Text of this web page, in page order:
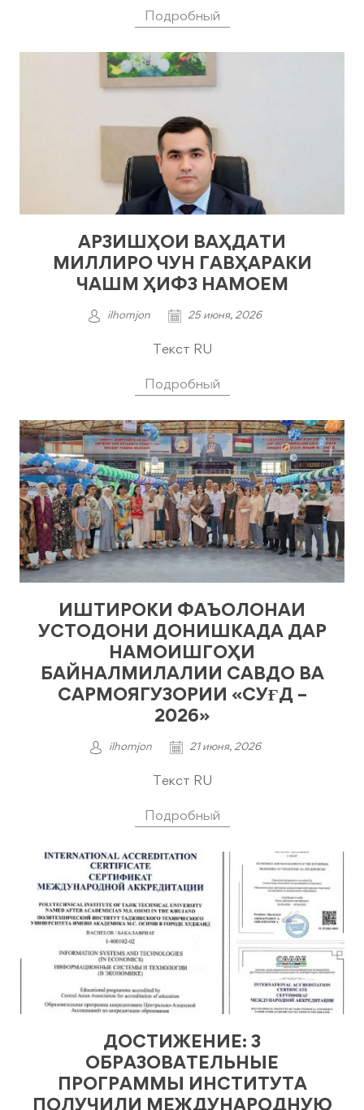
Подробный
АРЗИШҲОИ ВАҲДАТИ
МИЛЛИРО ЧУН ГАВҲАРАКИ
ЧАШМ ҲИФЗ НАМОЕМ
ilhomjon 25 июня, 2026
Текст RU
Подробный
ИШТИРОКИ ФАЪОЛОНАИ
УСТОДОНИ ДОНИШКАДА ДАР
НАМОИШГОҲИ
БАЙНАЛМИЛАЛИИ САВДО ВА
САРМОЯГУЗОРИИ «СУҒД –
2026»
ilhomjon 21 июня, 2026
Текст RU
Подробный
ДОСТИЖЕНИЕ: 3
ОБРАЗОВАТЕЛЬНЫЕ
ПРОГРАММЫ ИНСТИТУТА
ПОЛУЧИЛИ МЕЖДУНАРОДНУЮ